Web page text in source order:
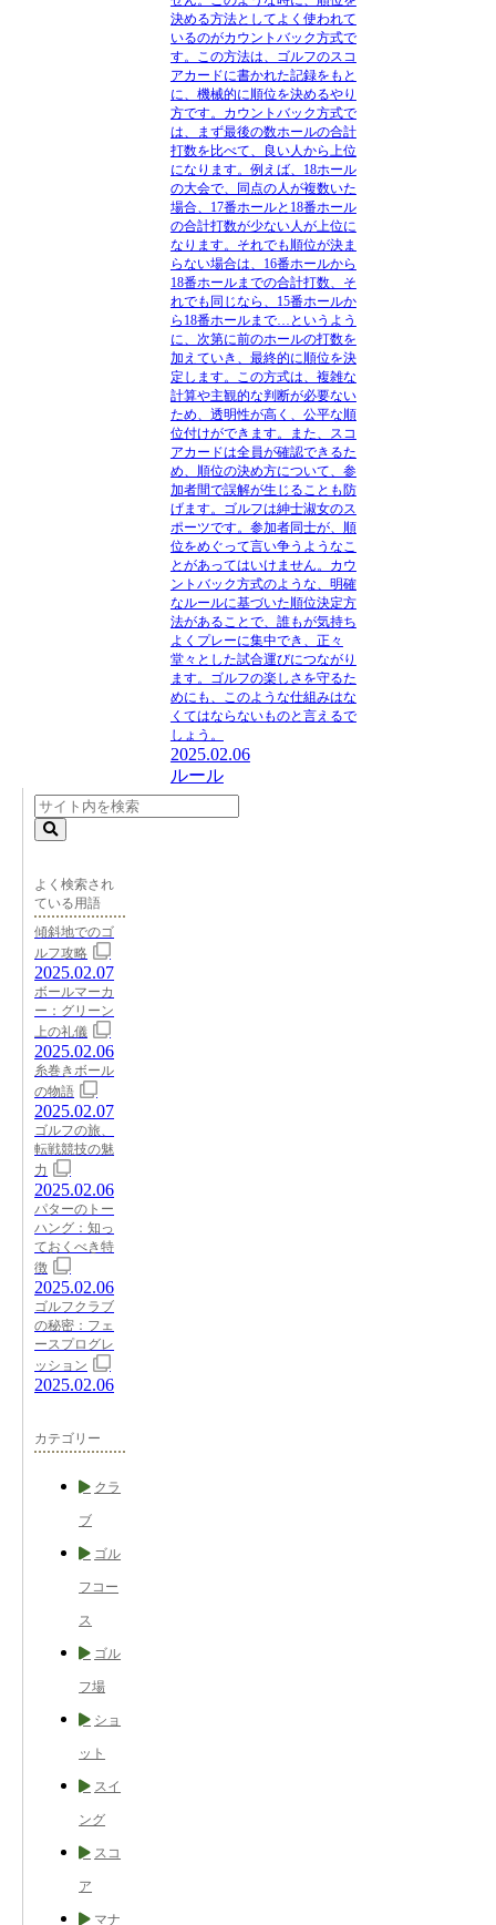
決める方法としてよく使われて
いるのがカウントバック方式で
す。この方法は、ゴルフのスコ
アカードに書かれた記録をもと
に、機械的に順位を決めるやり
方です。カウントバック方式で
は、まず最後の数ホールの合計
打数を比べて、良い人から上位
になります。例えば、18ホール
の大会で、同点の人が複数いた
場合、17番ホールと18番ホール
の合計打数が少ない人が上位に
なります。それでも順位が決ま
らない場合は、16番ホールから
18番ホールまでの合計打数、そ
れでも同じなら、15番ホールか
ら18番ホールまで…というよう
に、次第に前のホールの打数を
加えていき、最終的に順位を決
定します。この方式は、複雑な
計算や主観的な判断が必要ない
ため、透明性が高く、公平な順
位付けができます。また、スコ
アカードは全員が確認できるた
め、順位の決め方について、参
加者間で誤解が生じることも防
げます。ゴルフは紳士淑女のス
ポーツです。参加者同士が、順
位をめぐって言い争うようなこ
とがあってはいけません。カウ
ントバック方式のような、明確
なルールに基づいた順位決定方
法があることで、誰もが気持ち
よくプレーに集中でき、正々
堂々とした試合運びにつながり
ます。ゴルフの楽しさを守るた
めにも、このような仕組みはな
くてはならないものと言えるで
しょう。
2025.02.06
ルール
よく検索され
ている用語
傾斜地でのゴ
ルフ攻略
2025.02.07
ボールマーカ
ー：グリーン
上の礼儀
2025.02.06
糸巻きボール
の物語
2025.02.07
ゴルフの旅、
転戦競技の魅
力
2025.02.06
パターのトー
ハング：知っ
ておくべき特
徴
2025.02.06
ゴルフクラブ
の秘密：フェ
ースプログレ
ッション
2025.02.06
カテゴリー
クラ
ブ
ゴル
フコー
ス
ゴル
フ場
ショ
ット
スイ
ング
スコ
ア
マナ